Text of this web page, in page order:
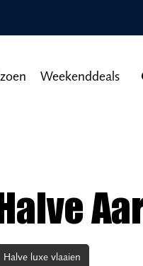
Weekenddeals
Halve
Halve luxe vlaaien